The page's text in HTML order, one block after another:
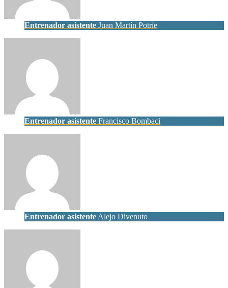
Entrenador asistente Juan Martín Potrie
Entrenador asistente Francisco Bombaci
Entrenador asistente Alejo Divenuto